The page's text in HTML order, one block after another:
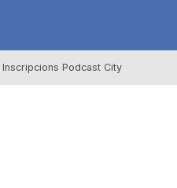
Inscripcions Podcast City